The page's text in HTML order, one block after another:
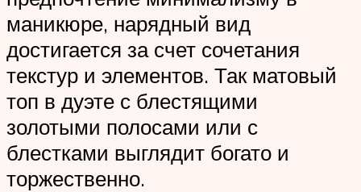
маникюре, нарядный вид
достигается за счет сочетания
текстур и элементов. Так матовый
топ в дуэте с блестящими
золотыми полосами или с
блестками выглядит богато и
торжественно.